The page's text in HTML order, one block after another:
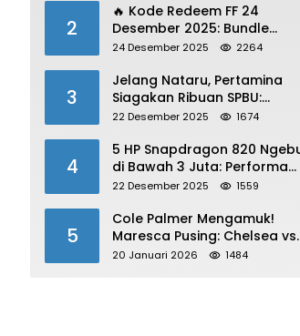
2
🔥 Kode Redeem FF 24
Desember 2025: Bundle
Winterlands & Skin Langka
24 Desember 2025 2264
3
Jelang Nataru, Pertamina
Siagakan Ribuan SPBU:
Antisipasi Lonjakan Konsumsi
22 Desember 2025 1674
4
5 HP Snapdragon 820
di Bawah 3 Juta: Performa
Gahar!
22 Desember 2025 1559
5
Cole Palmer Mengamuk!
Maresca Pusing: Chelsea vs
Bournemouth Jadi Sorotan
20 Januari 2026 1484